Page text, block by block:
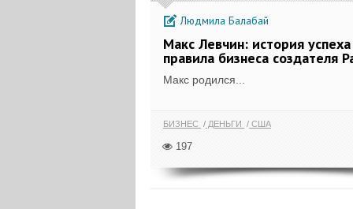
Людмила Балабай
Макс Левчин: история
правила бизнеса создателя
Макс родился...
БИЗНЕС ДЕНЬГИ США
197